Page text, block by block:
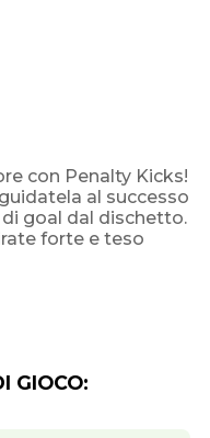
con Penalty Kicks!
al successo
goal dal dischetto.
forte e teso
GIOCO: